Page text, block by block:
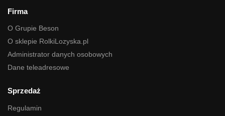
Firma
O Grupie Beson
O sklepie RolkiLozyska.pl
Administrator danych osobowych
Dane teleadresowe
Sprzedaż
Regulamin